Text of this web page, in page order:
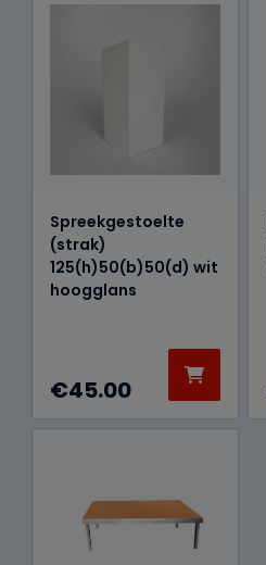
Spreekgestoelte
(strak)
125(h)50(b)50(d) wit
hoogglans
€45.00